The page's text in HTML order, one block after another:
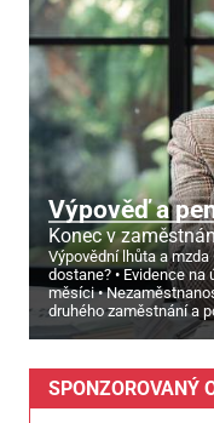
Výpověď a
Konec v
Výpovědní lhůta a mzda
dostane?
Evidence na
měsíci
druhého zaměstnání a
SPONZOROVANÝ